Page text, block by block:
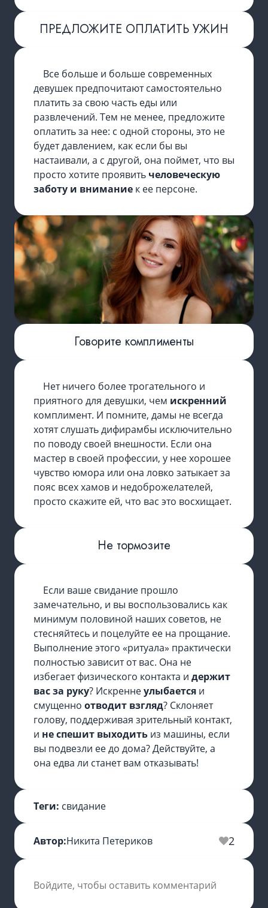
ПРЕДЛОЖИТЕ ОПЛАТИТЬ УЖИН
Все больше и больше современных
девушек предпочитают самостоятельно
платить за свою часть еды или
развлечений. Тем не менее, предложите
оплатить за нее: с одной стороны, это не
будет давлением, как если бы вы
настаивали, а с другой, она поймет, что вы
просто хотите проявить человеческую
заботу и внимание к ее персоне.
Говорите комплименты
Нет ничего более трогательного и
приятного для девушки, чем искренний
комплимент. И помните, дамы не всегда
хотят слушать дифирамбы исключительно
по поводу своей внешности. Если она
мастер в своей профессии, у нее хорошее
чувство юмора или она ловко затыкает за
пояс всех хамов и недоброжелателей,
просто скажите ей, что вас это восхищает.
Не тормозите
Если ваше свидание прошло
замечательно, и вы воспользовались как
минимум половиной наших советов, не
стесняйтесь и поцелуйте ее на прощание.
Выполнение этого «ритуала» практически
полностью зависит от вас. Она не
избегает физического контакта и держит
вас за руку? Искреннеулыбается и
смущенно отводит взгляд? Склоняет
голову, поддерживая зрительный контакт,
и не спешит выходить из машины, если
вы подвезли ее до дома? Действуйте, а
она едва ли станет вам отказывать!
Теги: свидание
Автор:Никита Петериков 2
Войдите, чтобы оставить комментарий